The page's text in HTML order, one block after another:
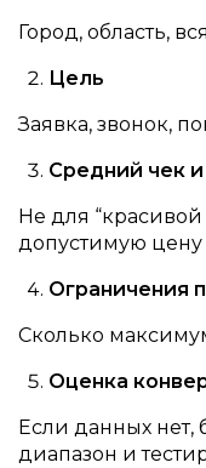
Город, область,
Цель
Заявка, звонок,
Средний чек
Не для
допустимую цену
Ограничения
Сколько
Оценка
Если данных
диапазон и